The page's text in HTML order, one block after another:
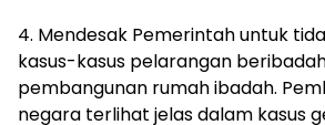
4. Mendesak Pemerintah untuk
kasus-kasus pelarangan
pembangunan rumah ibadah.
negara terlihat jelas dalam kasus